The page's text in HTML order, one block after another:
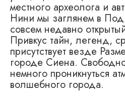
местного археолога и
Нини мы заглянем в
совсем недавно
Привкус тайн, легенд,
присутствует везде
городе Сиена.
немного проникнуться
волшебного города.